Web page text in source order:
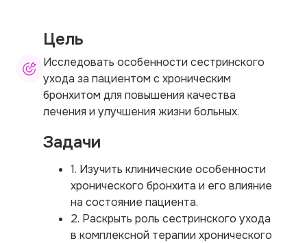
Цель
Исследовать особенности сестринского
ухода за пациентом с хроническим
бронхитом для повышения качества
лечения и улучшения жизни больных.
Задачи
1. Изучить клинические особенности
хронического бронхита и его влияние
на состояние пациента.
2. Раскрыть роль сестринского ухода
в комплексной терапии хронического